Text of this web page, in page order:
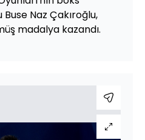
Naz Çakıroğlu,
madalya kazandı.